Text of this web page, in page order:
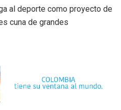
al deporte como proyecto de
cuna de grandes